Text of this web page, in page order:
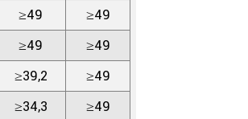
≥49
≥49
≥49
≥49
≥39,2
≥49
≥34,3
≥49